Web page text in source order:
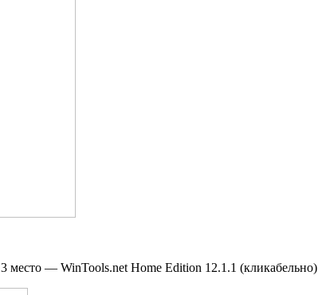
3 место — WinTools.net Home Edition 12.1.1 (кликабельно)